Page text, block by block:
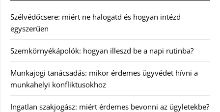
Szélvédőcsere: miért ne halogatd és hogyan intézd
egyszerűen
Szemkörnyékápolók: hogyan illeszd be a napi rutinba?
Munkajogi tanácsadás: mikor érdemes ügyvédet hívni a
munkahelyi konfliktusokhoz
Ingatlan szakjogász: miért érdemes bevonni az ügyletekbe?